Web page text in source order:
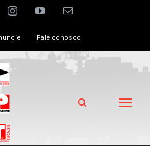
instagramyoutubeEmail
Fale conosco